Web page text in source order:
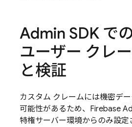
Admin SDK で
ユーザー クレ
と検証
カスタム クレームには機密デ
可能性があるため、Firebase
特権サーバー環境からのみ設定